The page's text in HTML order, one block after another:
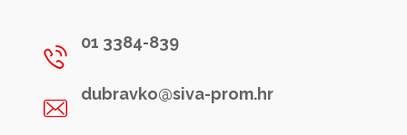
01 3384-839
dubravko@siva-prom.hr